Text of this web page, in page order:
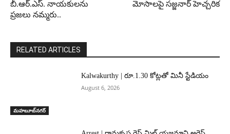
బీ.ఆర్.ఎస్. నాయకులను
ప్రజలు నమ్మరు..
మోసాలపై సజ్జనార్ హెచ్చరిక
RELATED ARTICLES
మహబూబ్‌నగర్‌
Kalwakurthy | రూ.1.30 కోట్లతో మినీ స్టేడియం
August 6, 2026